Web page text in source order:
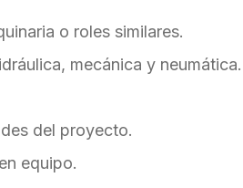
o roles similares.
mecánica y neumática.
del proyecto.
equipo.